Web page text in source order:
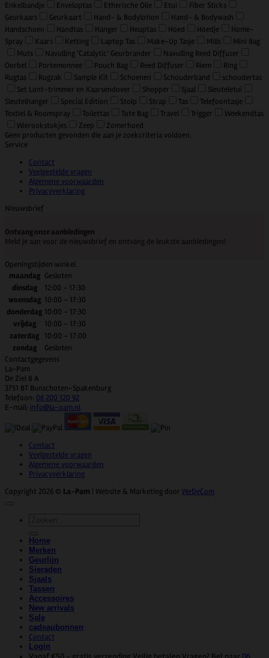
Enkelbandje
Enveloptas Etherische Olie Etui
Fiber Sticks
Geurkaars
Geurkaart Hand- & Bodylotion
Hand- & Bodywash
Handschoen
Handtas Hanger Heuptas Hoed Hoedje
Home-
Spray
Kaars Ketting Laptop Tas Make-Up Tasje Mills
Mini Bag
Muts
Navulling ‘Catalytic’ Geurbrander
Navulling Reed Diffuser
Oorbel
Portemonnee Pouch Bag Reed Diffuser Riem
Ring
Rugtas
Rugzak Sample Kit Schoenen Schouderband
schoudertas
Set Lont-trimmer en Kaarsendover
Shopper Sjaal
Sleuteletui
Sleutelhanger
Special Edition Stolp Strap Tas
Telefoontasje
Textiel & Roomspray
Toilettas Tote Bag Travel Trigger
Weekendtas
Wierookstokjes
Zeep
Zomerhoed
Geen producten gevonden die aan je zoekcriteria voldoen.
Service
Contact
Veelgestelde vragen
Algemene voorwaarden
Privacyverklaring
Nieuwsbrief
Ontvang onze aanbiedingen
Meld je aan voor de nieuwsbrief en ontvang de leukste aanbiedingen!
Openingstijden winkel
maandag Gesloten
dinsdag
12:00 – 17:30
woensdag 10:00 – 17:30
donderdag 10:00 – 17:30
vrijdag
10:00 – 17:30
zaterdag
10:00 – 17:00
zondag
Gesloten
Contactgegevens
La-Pam
De Ziel 8 A
3751 BT Bunschoten-Spakenburg
Telefoon: 06 200 120 92
E-mail: info@la-pam.nl
Contact
Veelgestelde vragen
Algemene voorwaarden
Privacyverklaring
Copyright 2026 © La-Pam | Website & Marketing door WeDeCom
Home
Merken
Geurlijn
Sieraden
Sjaals
Tassen
Accessoires
New arrivals
Sale
cadeaubonnen
Contact
Login